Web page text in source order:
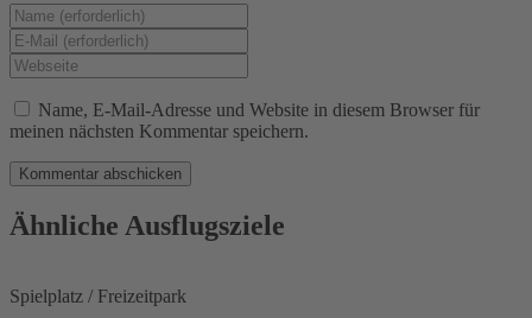
Gib
deinen
Namen
oder
Benutzernamen
zum
Kommentieren
ein
Gib
deine
E-
Mail-
Adresse
zum
Kommentieren
ein
Gib
deine
Website-
URL
(optional)
Name, E-Mail-Adresse und Website in diesem Browser für
meinen nächsten Kommentar speichern.
Ähnliche Ausflugsziele
Spielplatz / Freizeitpark